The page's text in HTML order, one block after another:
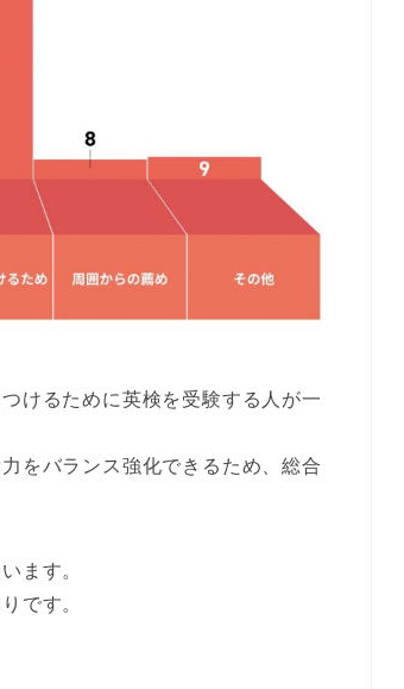
けるために英検を受験する人が一
をバランス強化できるため、総合
ます。
です。